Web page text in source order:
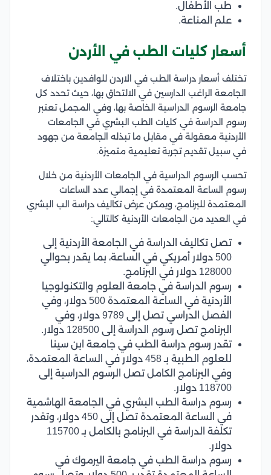
طب الأطفال.
علم المناعة.
أسعار كليات الطب في الأردن
تختلف أسعار دراسة الطب في الاردن للوافدين باختلاف
الجامعة الراغب الدارسين في الالتحاق بها، حيث تحدد كل
جامعة الرسوم الدراسية الخاصة بها، وفي المجمل تعتبر
رسوم الدراسة في كليات الطب البشري في الجامعات
الأردنية معقولة في مقابل ما تبذله الجامعة من جهود
في سبيل تقديم تجربة تعليمية متميزة.
تحسب الرسوم الدراسية في الجامعات الأردنية من خلال
رسوم الساعة المعتمدة في إجمالي عدد الساعات
المعتمدة للبرنامج، ويمكن عرض تكاليف دراسة الب البشري
في العديد من الجامعات الأردنية كالتالي:
تصل تكاليف الدراسة في الجامعة الأردنية إلى
500 دولار أمريكي في الساعة، بما يقدر بحوالي
128000 دولار في البرنامج.
رسوم الدراسة في جامعة العلوم والتكنولوجيا
الأردنية في الساعة المعتمدة 500 دولار، وفي
الفصل الدراسي تصل إلى 9789 دولار، وفي
البرنامج تصل رسوم الدراسة إلى 128500 دولار.
تقدر رسوم دراسة الطب في جامعة ابن سينا
للعلوم الطبية بـ 458 دولار في الساعة المعتمدة،
وفي البرنامج الكامل تصل الرسوم الدراسية إلى
118700 دولار.
رسوم دراسة الطب البشري في الجامعة الهاشمية
في الساعة المعتمدة تصل إلى 450 دولار، وتقدر
تكلفة الدراسة في البرنامج بالكامل بـ 115700
دولار.
رسوم دراسة الطب في جامعة اليرموك في